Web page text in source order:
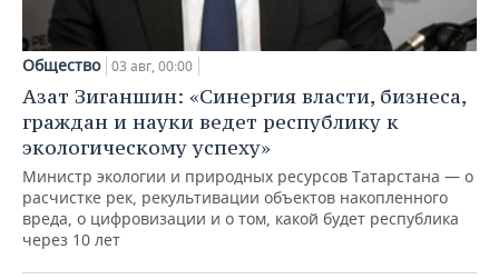
Общество 03 авг, 00:00
Азат Зиганшин: «Синергия власти, бизнеса,
граждан и науки ведет республику к
экологическому успеху»
Министр экологии и природных ресурсов Татарстана — о
расчистке рек, рекультивации объектов накопленного
вреда, о цифровизации и о том, какой будет республика
через 10 лет